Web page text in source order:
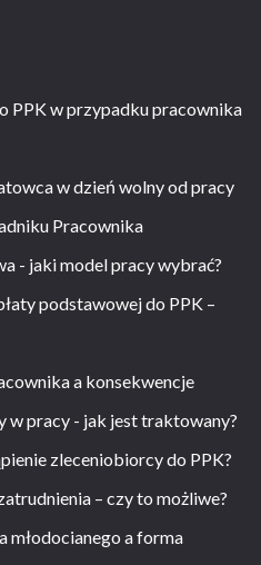
PPK w przypadku pracownika
w dzień wolny od pracy
Pracownika
- jaki model pracy wybrać?
podstawowej do PPK –
a konsekwencje
w pracy - jak jest traktowany?
zleceniobiorcy do PPK?
– czy to możliwe?
młodocianego a forma